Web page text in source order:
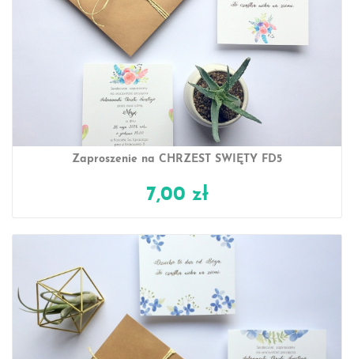
Zaproszenie na CHRZEST ŚWIĘTY FD5
7,00 zł